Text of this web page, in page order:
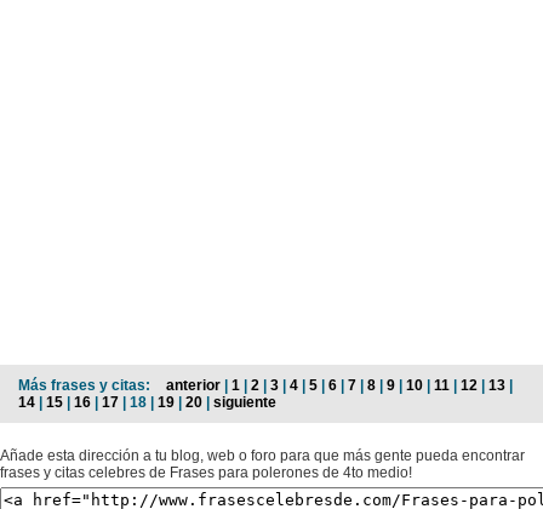
Más frases y citas: anterior | 1 | 2 | 3 | 4 | 5 | 6 | 7 | 8 | 9 | 10 | 11 | 12 | 13 |
14 | 15 | 16 | 17 | 18 | 19 | 20 | siguiente
Añade esta dirección a tu blog, web o foro para que más gente pueda encontrar
frases y citas celebres de Frases para polerones de 4to medio!